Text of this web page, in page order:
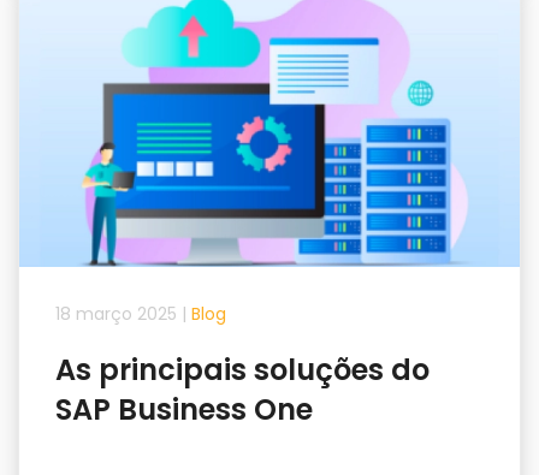
18 março 2025 | Blog
As principais soluções do
SAP Business One